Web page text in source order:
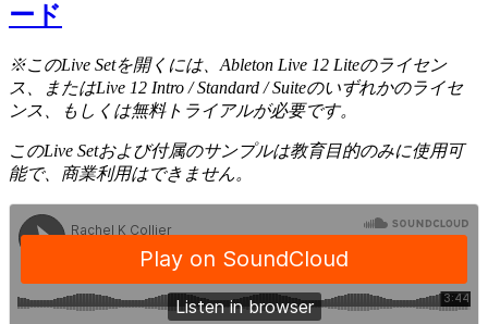
ード
※このLive Setを開くには、Ableton Live 12 Liteのライセン
ス、またはLive 12 Intro / Standard / Suiteのいずれかのライセ
ンス、もしくは無料トライアルが必要です。
このLive Setおよび付属のサンプルは教育目的のみに使用可
能で、商業利用はできません。